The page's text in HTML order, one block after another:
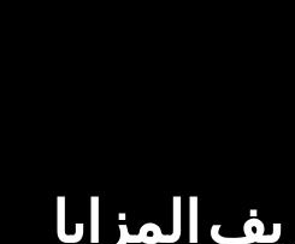
Toggle
المزايا